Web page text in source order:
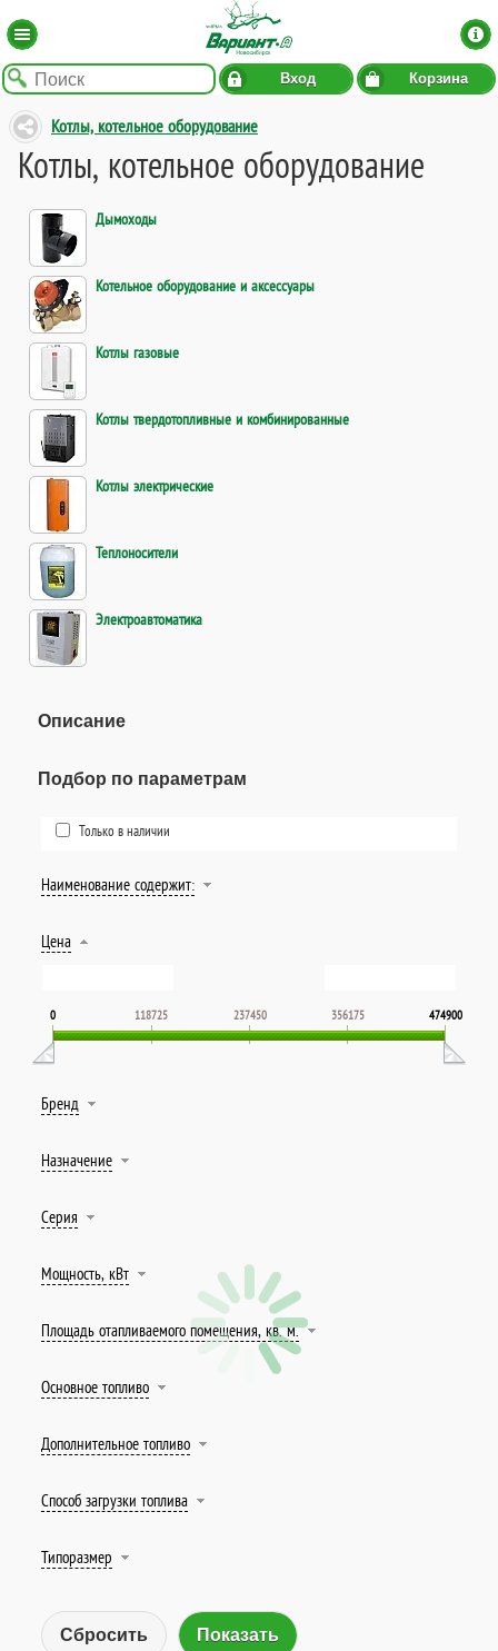
Вход Корзина
Котлы, котельное оборудование
Котлы, котельное оборудование
Дымоходы
Котельное оборудование и аксессуары
Котлы газовые
Котлы твердотопливные и комбинированные
Котлы электрические
Теплоносители
Электроавтоматика
Описание
Подбор по параметрам
Только в наличии
Наименование содержит:
Цена
0 118725 237450 356175 474900
Бренд
Назначение
Серия
Мощность, кВт
Площадь отапливаемого помещения, кв. м.
Основное топливо
Дополнительное топливо
Способ загрузки топлива
Типоразмер
Сбросить